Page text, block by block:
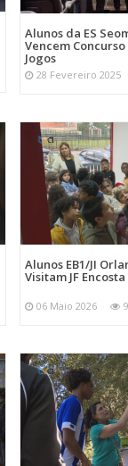
Alunos da ES
Vencem
Jogos
28 Fevereiro 2025
Alunos EB1/JI
Visitam JF
06 Maio 2026